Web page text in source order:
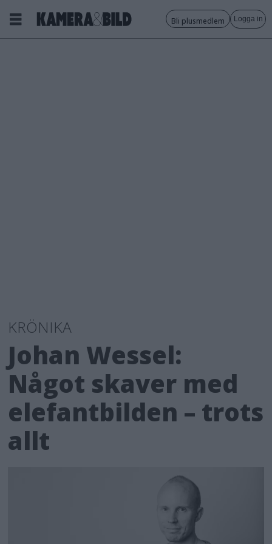
Bli plusmedlem Logga in
KRÖNIKA
Johan Wessel:
Något skaver med
elefantbilden – trots
allt